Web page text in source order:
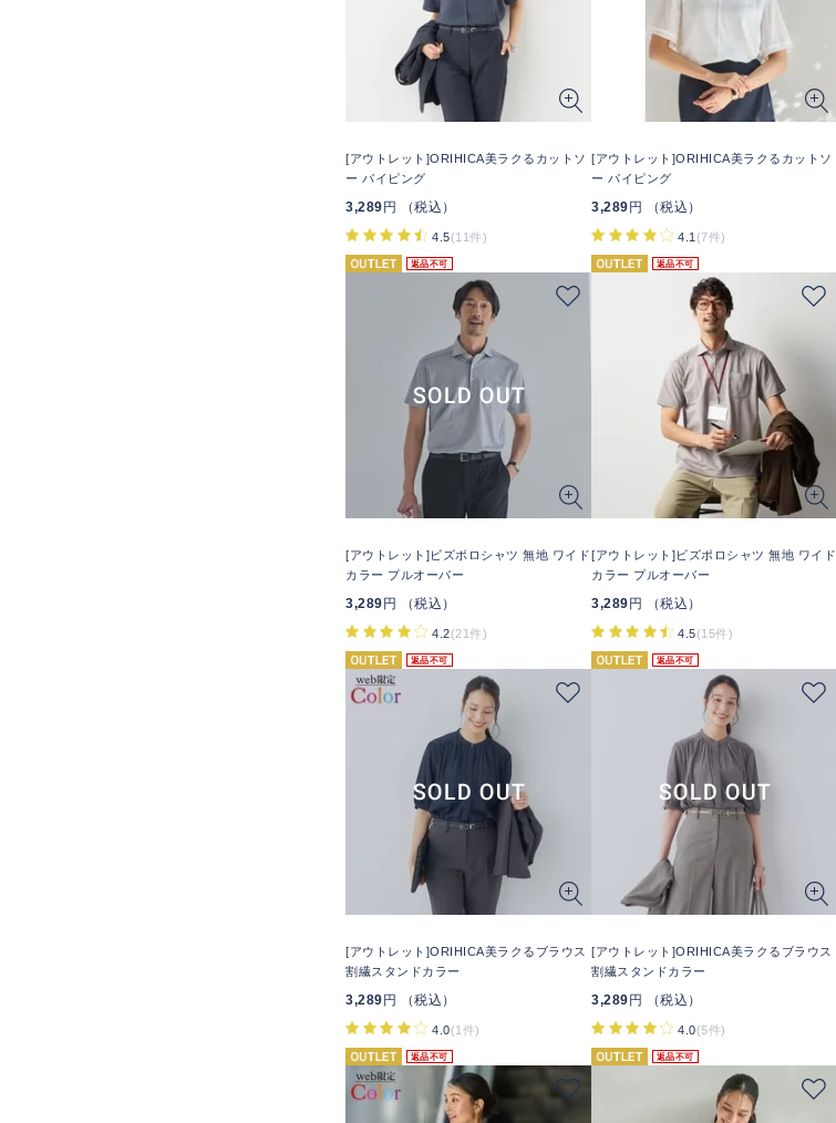
[アウトレット]ORIHICA美ラクるカットソ
ー パイピング
3,289 円 （税込）
4.5(11件)
[アウトレット]ORIHICA美ラクるカットソ
ー パイピング
3,289 円 （税込）
4.1 (7件)
返品不可
[アウトレット]ビズポロシャツ 無地 ワイド
カラー プルオーバー
3,289 円 （税込）
4.2(21件)
返品不可
[アウトレット]ビズポロシャツ 無地 ワイド
カラー プルオーバー
3,289 円 （税込）
4.5(15件)
返品不可
[アウトレット]ORIHICA美ラクるブラウス
割繊スタンドカラー
3,289 円 （税込）
4.0(1件)
返品不可
[アウトレット]ORIHICA美ラクるブラウス
割繊スタンドカラー
3,289 円 （税込）
4.0(5件)
返品不可 返品不可